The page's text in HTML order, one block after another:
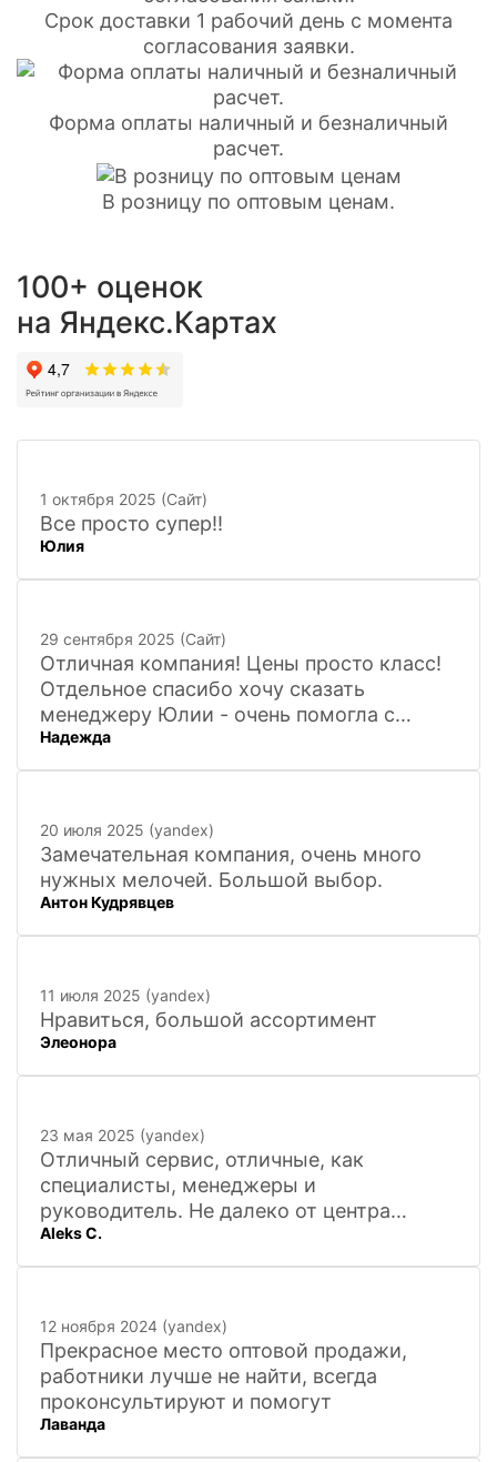
Срок доставки 1 рабочий день с момента
согласования заявки.
Форма оплаты наличный и безналичный
расчет.
В розницу по оптовым ценам.
100+ оценок
на Яндекс.Картах
1 октября 2025 (Сайт)
Все просто супер!!
Юлия
29 сентября 2025 (Сайт)
Отличная компания! Цены просто класс!
Отдельное спасибо хочу сказать
менеджеру Юлии - очень помогла с
покупкой и доставкой сувенирных
фигурок! Буду ждать новинок и покупать
Надежда
20 июля 2025 (yandex)
Замечательная компания, очень много
нужных мелочей. Большой выбор.
Антон Кудрявцев
11 июля 2025 (yandex)
Нравиться, большой ассортимент
Элеонора
23 мая 2025 (yandex)
Отличный сервис, отличные, как
специалисты, менеджеры и
руководитель. Не далеко от центра
города, 20 минут
Aleks C.
12 ноября 2024 (yandex)
Прекрасное место оптовой продажи,
работники лучше не найти, всегда
проконсультируют и помогут
Лаванда